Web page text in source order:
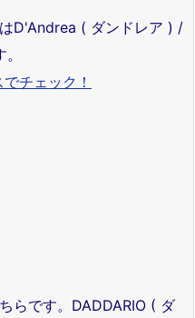
D'Andrea ( ダンドレア ) /
チェック！
らです。DADDARIO ( ダ